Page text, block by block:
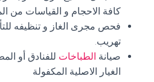
كافة الاحجام و القياسات من
فحص مجرى الغاز و تنظيفه
تهريب.
صيانة الطباخات للفنادق أو
الغيار الاصلية المكفولة